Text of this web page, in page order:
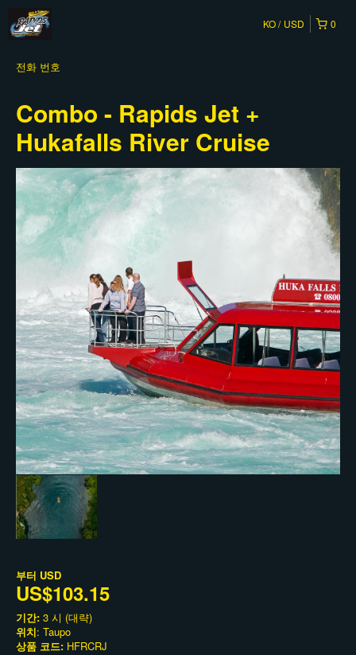
0
KO USD
전화 번호
Combo - Rapids Jet +
Hukafalls River Cruise
부터 USD
US$103.15
기간: 3 시 (대략)
위치: Taupo
상품 코드: HFRCRJ